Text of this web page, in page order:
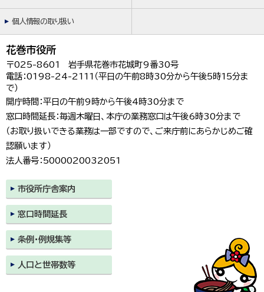
個人情報の取り扱い
花巻市役所
〒025-8601 岩手県花巻市花城町9番30号
電話：0198-24-2111（平日の午前8時30分から午後5時15分ま
で）
開庁時間：平日の午前9時から午後4時30分まで
窓口時間延長：毎週木曜日、本庁の業務窓口は午後6時30分まで
（お取り扱いできる業務は一部ですので、ご来庁前にあらかじめご確
認願います）
法人番号：5000020032051
市役所庁舎案内
窓口時間延長
条例・例規集等
人口と世帯数等